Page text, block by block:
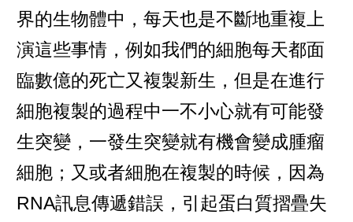
界的生物體中，每天也是不斷地重複上
演這些事情，例如我們的細胞每天都面
臨數億的死亡又複製新生，但是在進行
細胞複製的過程中一不小心就有可能發
生突變，一發生突變就有機會變成腫瘤
細胞；又或者細胞在複製的時候，因為
RNA訊息傳遞錯誤，引起蛋白質摺疊失